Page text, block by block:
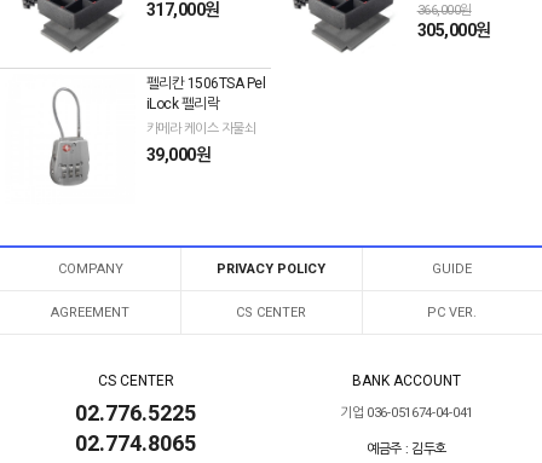
317,000원 366,000원
305,000원
펠리칸 1506TSA Pel
iLock 펠리락
카메라 케이스 자물쇠
39,000원
COMPANY PRIVACY POLICY GUIDE
AGREEMENT CS CENTER PC VER.
CS CENTER
02.776.5225
02.774.8065
BANK ACCOUNT
기업 036-051674-04-041
예금주 : 김두호